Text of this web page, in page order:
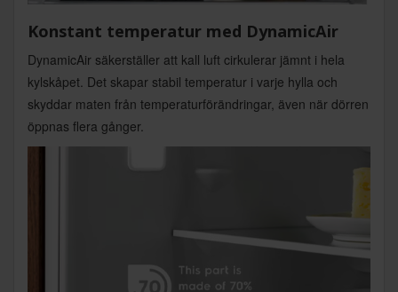
Konstant temperatur med DynamicAir
DynamicAir säkerställer att kall luft cirkulerar jämnt i hela
kylskåpet. Det skapar stabil temperatur i varje hylla och
skyddar maten från temperaturförändringar, även när dörren
öppnas flera gånger.